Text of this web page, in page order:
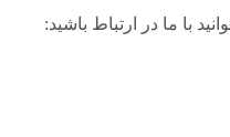
با ما در ارتباط باشید: